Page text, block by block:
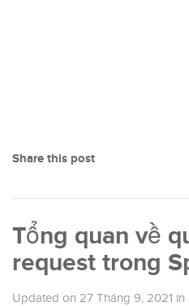
Share this post
Tổng quan về
request trong
Updated on 27 Tháng 9, 2021 in